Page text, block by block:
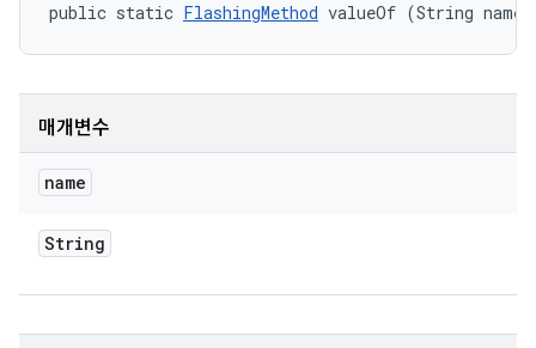
public static FlashingMethod valueOf (String name)
매개변수
name
String